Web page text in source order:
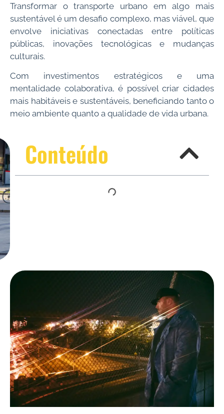
Transformar o transporte urbano em algo mais
sustentável é um desafio complexo, mas viável, que
envolve iniciativas conectadas entre políticas
públicas, inovações tecnológicas e mudanças
culturais.
Com investimentos estratégicos e uma
mentalidade colaborativa, é possível criar cidades
mais habitáveis e sustentáveis, beneficiando tanto o
meio ambiente quanto a qualidade de vida urbana.
Conteúdo